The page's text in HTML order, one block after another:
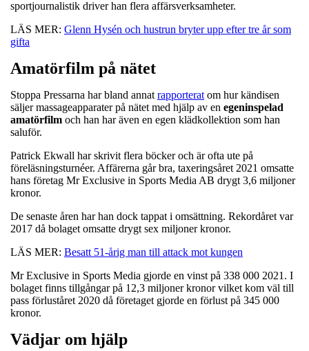
sportjournalistik driver han flera affärsverksamheter.
LÄS MER: Glenn Hysén och hustrun bryter upp efter tre år som
gifta
Amatörfilm på nätet
Stoppa Pressarna har bland annat rapporterat om hur kändisen
säljer massageapparater på nätet med hjälp av en egeninspelad
amatörfilm och han har även en egen klädkollektion som han
saluför.
Patrick Ekwall har skrivit flera böcker och är ofta ute på
föreläsningsturnéer. Affärerna går bra, taxeringsåret 2021 omsatte
hans företag Mr Exclusive in Sports Media AB drygt 3,6 miljoner
kronor.
De senaste åren har han dock tappat i omsättning. Rekordåret var
2017 då bolaget omsatte drygt sex miljoner kronor.
LÄS MER: Besatt 51-årig man till attack mot kungen
Mr Exclusive in Sports Media gjorde en vinst på 338 000 2021. I
bolaget finns tillgångar på 12,3 miljoner kronor vilket kom väl till
pass förluståret 2020 då företaget gjorde en förlust på 345 000
kronor.
Vädjar om hjälp